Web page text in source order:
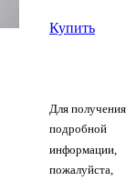
Купить
Для
подробной
информации,
пожалуйста,